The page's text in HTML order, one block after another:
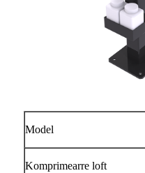
Model
Komprimearre loft